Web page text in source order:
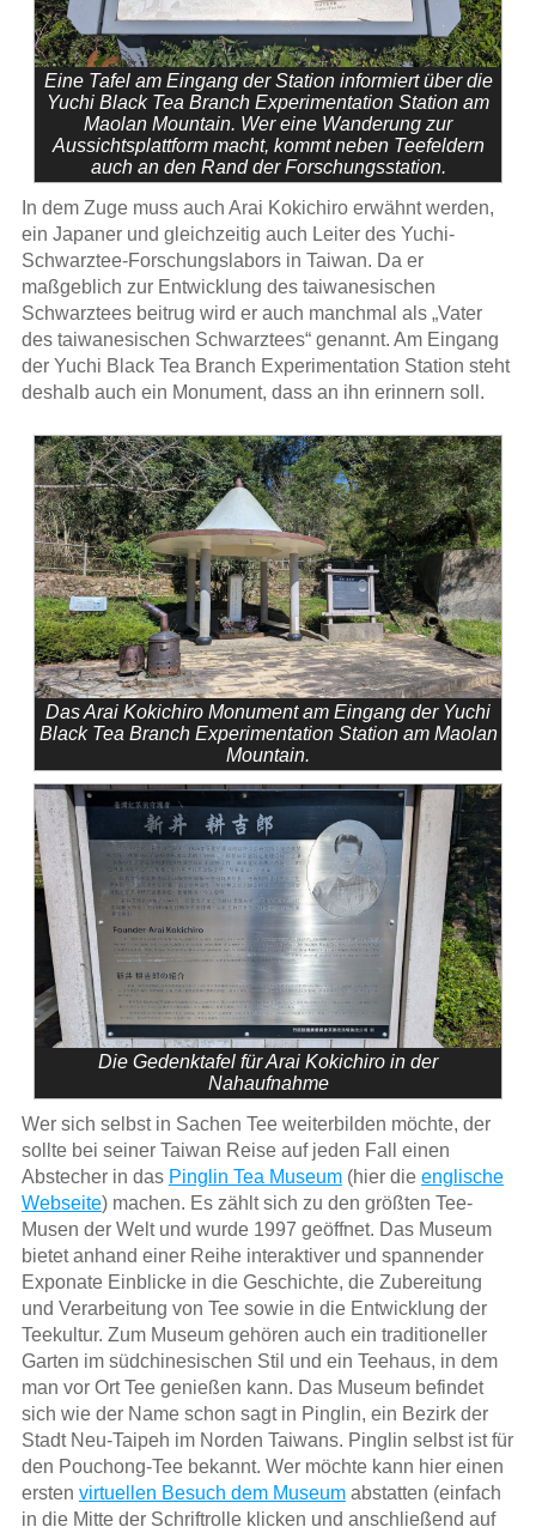
Eine Tafel am Eingang der Station informiert über die
Yuchi Black Tea Branch Experimentation Station am
Maolan Mountain. Wer eine Wanderung zur
Aussichtsplattform macht, kommt neben Teefeldern
auch an den Rand der Forschungsstation.
In dem Zuge muss auch Arai Kokichiro erwähnt werden,
ein Japaner und gleichzeitig auch Leiter des Yuchi-
Schwarztee-Forschungslabors in Taiwan. Da er
maßgeblich zur Entwicklung des taiwanesischen
Schwarztees beitrug wird er auch manchmal als „Vater
des taiwanesischen Schwarztees“ genannt. Am Eingang
der Yuchi Black Tea Branch Experimentation Station steht
deshalb auch ein Monument, dass an ihn erinnern soll.
Das Arai Kokichiro Monument am Eingang der Yuchi
Black Tea Branch Experimentation Station am Maolan
Mountain.
Die Gedenktafel für Arai Kokichiro in der
Nahaufnahme
Wer sich selbst in Sachen Tee weiterbilden möchte, der
sollte bei seiner Taiwan Reise auf jeden Fall einen
Abstecher in das Pinglin Tea Museum(hier die englische
Webseite) machen. Es zählt sich zu den größten Tee-
Musen der Welt und wurde 1997 geöffnet. Das Museum
bietet anhand einer Reihe interaktiver und spannender
Exponate Einblicke in die Geschichte, die Zubereitung
und Verarbeitung von Tee sowie in die Entwicklung der
Teekultur. Zum Museum gehören auch ein traditioneller
Garten im südchinesischen Stil und ein Teehaus, in dem
man vor Ort Tee genießen kann. Das Museum befindet
sich wie der Name schon sagt in Pinglin, ein Bezirk der
Stadt Neu-Taipeh im Norden Taiwans. Pinglin selbst ist für
den Pouchong-Tee bekannt. Wer möchte kann hier einen
ersten virtuellen Besuch dem Museumabstatten (einfach
in die Mitte der Schriftrolle klicken und anschließend auf